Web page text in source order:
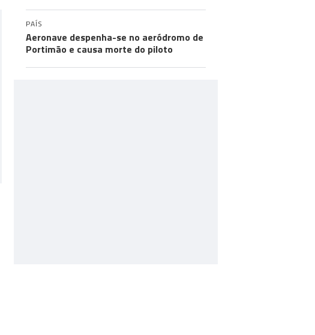
PAÍS
Aeronave despenha-se no aeródromo de
Portimão e causa morte do piloto